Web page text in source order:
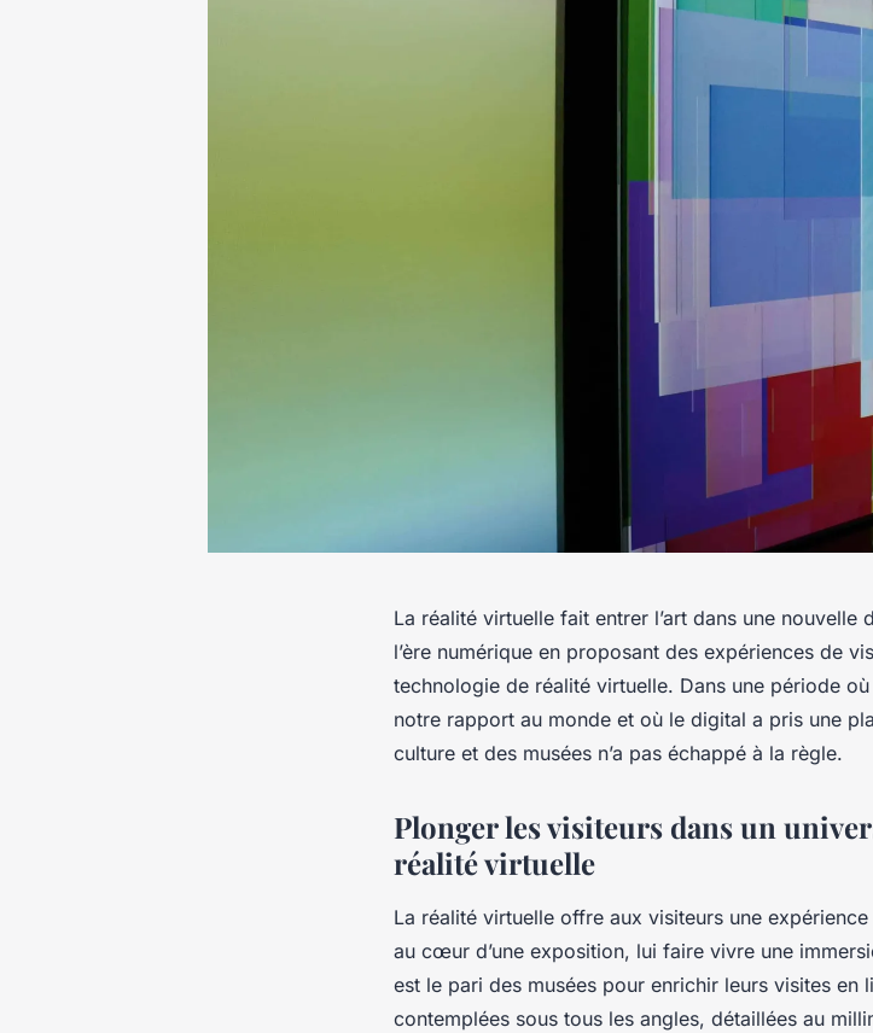
La réalité virtuelle fait entrer l’art dans une nouvelle
l’ère numérique en proposant des expériences de
technologie de réalité virtuelle. Dans une période
notre rapport au monde et où le digital a pris une
culture et des musées n’a pas échappé à la règle.
Plonger les visiteurs dans un
réalité virtuelle
La réalité virtuelle offre aux visiteurs une
au cœur d’une exposition, lui faire vivre une
est le pari des musées pour enrichir leurs visites
contemplées sous tous les angles, détaillées au